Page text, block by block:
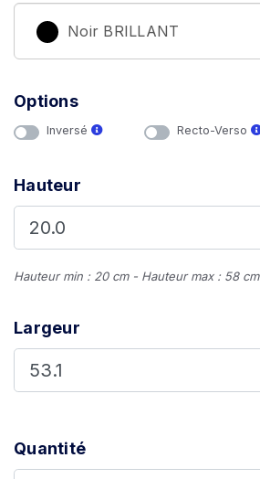
Noir BRILLANT
Options
Inversé Recto-Verso
Hauteur
Hauteur min : 20 cm - Hauteur max : 58 cm
Largeur
Quantité